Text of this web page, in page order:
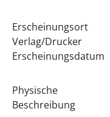
Erscheinungsort
Verlag/Drucker
Erscheinungsdatum
Physische
Beschreibung